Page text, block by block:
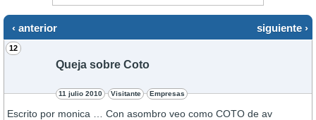
‹ anterior siguiente ›
12
Queja sobre Coto
11 julio 2010 Visitante Empresas
Escrito por monica … Con asombro veo como COTO de av